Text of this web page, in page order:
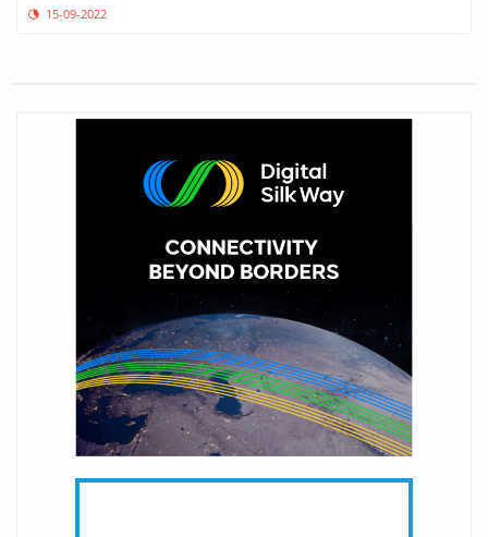
15-09-2022